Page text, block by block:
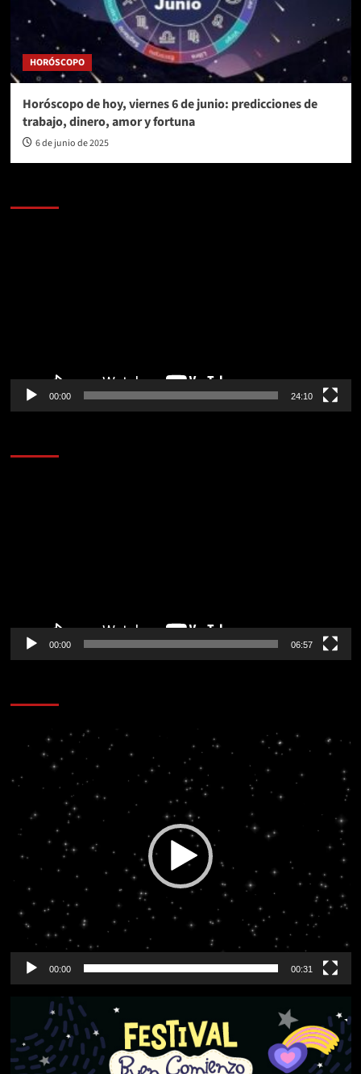
HORÓSCOPO
Horóscopo de hoy, viernes 6 de junio: predicciones de
trabajo, dinero, amor y fortuna
6 de junio de 2025
00:00 24:10
00:00 06:57
Reproductor
vídeo
00:00 00:31